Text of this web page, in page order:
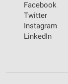
Facebook
Twitter
Instagram
LinkedIn